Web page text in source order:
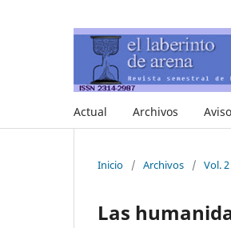
Actual Archivos
Inicio / Archivos / Vol.
Las